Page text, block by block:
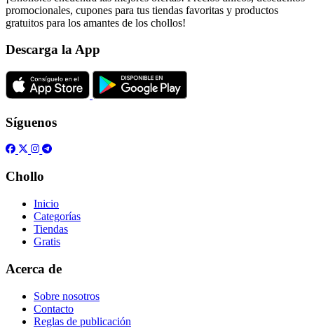
promocionales, cupones para tus tiendas favoritas y productos
gratuitos para los amantes de los chollos!
Descarga la App
Síguenos
Chollo
Inicio
Categorías
Tiendas
Gratis
Acerca de
Sobre nosotros
Contacto
Reglas de publicación